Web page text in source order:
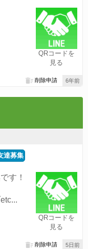
QRコードを
見る
6年前
削除申請
達募集
QRコードを
見る
す！
5日前
削除申請